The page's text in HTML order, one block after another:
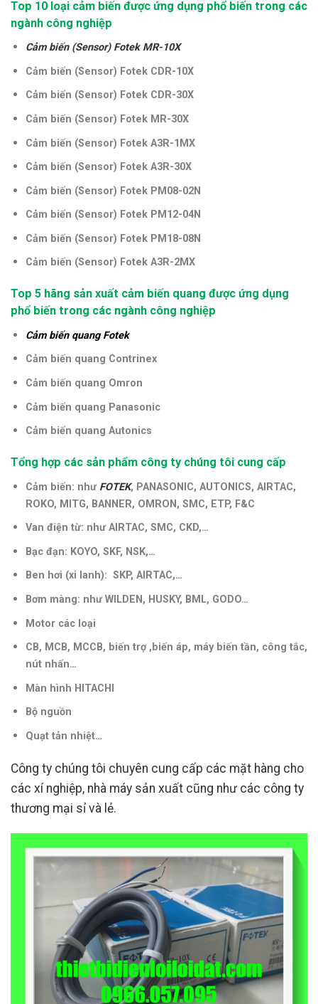
Top 10 loại cảm biến được ứng dụng phổ biến trong các
ngành công nghiệp
Cảm biến (Sensor) Fotek MR-10X
Cảm biến (Sensor) Fotek CDR-10X
Cảm biến (Sensor) Fotek CDR-30X
Cảm biến (Sensor) Fotek MR-30X
Cảm biến (Sensor) Fotek A3R-1MX
Cảm biến (Sensor) Fotek A3R-30X
Cảm biến (Sensor) Fotek PM08-02N
Cảm biến (Sensor) Fotek PM12-04N
Cảm biến (Sensor) Fotek PM18-08N
Cảm biến (Sensor) Fotek A3R-2MX
Top 5 hãng sản xuất cảm biến quang được ứng dụng
phổ biến trong các ngành công nghiệp
Cảm biến quang Fotek
Cảm biến quang Contrinex
Cảm biến quang Omron
Cảm biến quang Panasonic
Cảm biến quang Autonics
Tổng hợp các sản phẩm công ty chúng tôi cung cấp
Cảm biến: như FOTEK, PANASONIC, AUTONICS, AIRTAC,
ROKO, MITG, BANNER, OMRON, SMC, ETP, F&C
Van điện từ: như AIRTAC, SMC, CKD,…
Bạc đạn: KOYO, SKF, NSK,…
Ben hơi (xi lanh): SKP, AIRTAC,…
Bơm màng: như WILDEN, HUSKY, BML, GODO…
Motor các loại
CB, MCB, MCCB, biến trợ ,biến áp, máy biến tần, công tắc,
nút nhấn…
Màn hình HITACHI
Bộ nguồn
Quạt tản nhiệt…
Công ty chúng tôi chuyên cung cấp các mặt hàng cho
các xí nghiệp, nhà máy sản xuất cũng như các công ty
thương mại sỉ và lẻ.